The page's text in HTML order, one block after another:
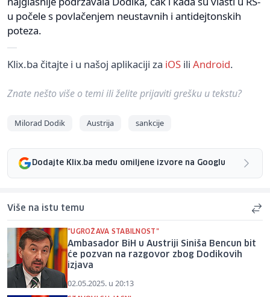
u počele s povlačenjem neustavnih i antidejtonskih
poteza.
Klix.ba čitajte i u našoj aplikaciji za iOS ili Android.
Znate nešto više o temi ili želite prijaviti grešku u tekstu?
Milorad Dodik Austrija sankcije
Dodajte Klix.ba među omiljene izvore na Googlu
Više na istu temu
"UGROŽAVA STABILNOST"
Ambasador BiH u Austriji Siniša Bencun bit
će pozvan na razgovor zbog Dodikovih
izjava
02.05.2025. u 20:13